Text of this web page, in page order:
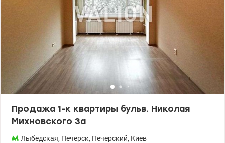
Продажа 1-к квартиры бульв. Николая
Михновского 3а
Лыбедская, Печерск, Печерский, Киев